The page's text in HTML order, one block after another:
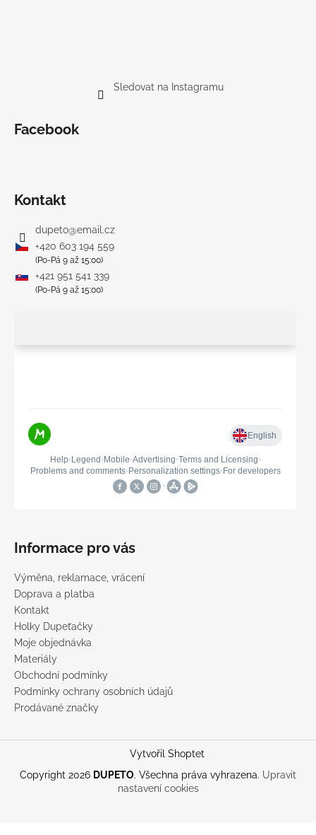
Sledovat na Instagramu
Facebook
Kontakt
dupeto@email.cz
+420 603 194 559
(Po-Pá 9 až 15:00)
+421 951 541 339
(Po-Pá 9 až 15:00)
Informace pro vás
Výměna, reklamace, vrácení
Doprava a platba
Kontakt
Holky Dupeťačky
Moje objednávka
Materiály
Obchodní podmínky
Podmínky ochrany osobních údajů
Prodávané značky
Vytvořil Shoptet
Copyright 2026 DUPETO. Všechna práva vyhrazena. Upravit
nastavení cookies